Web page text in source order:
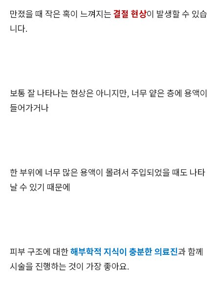
만졌을 때 작은 혹이 느껴지는 결절 현상이 발생할 수 있습
니다.
보통 잘 나타나는 현상은 아니지만, 너무 얕은 층에 용액이
들어가거나
한 부위에 너무 많은 용액이 몰려서 주입되었을 때도 나타
날 수 있기 때문에
피부 구조에 대한해부학적 지식이 충분한 의료진과 함께
시술을 진행하는 것이 가장 좋아요.